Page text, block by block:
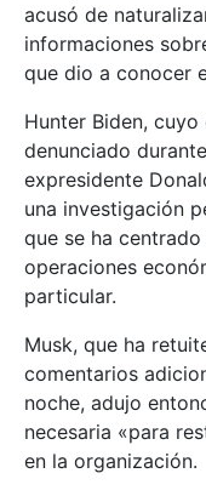
acusó de
informaciones
que dio a conocer
Hunter Biden,
denunciado
expresidente
una investigación
que se ha
operaciones
particular.
Musk, que ha
comentarios
noche, adujo
necesaria «para
en la organización.